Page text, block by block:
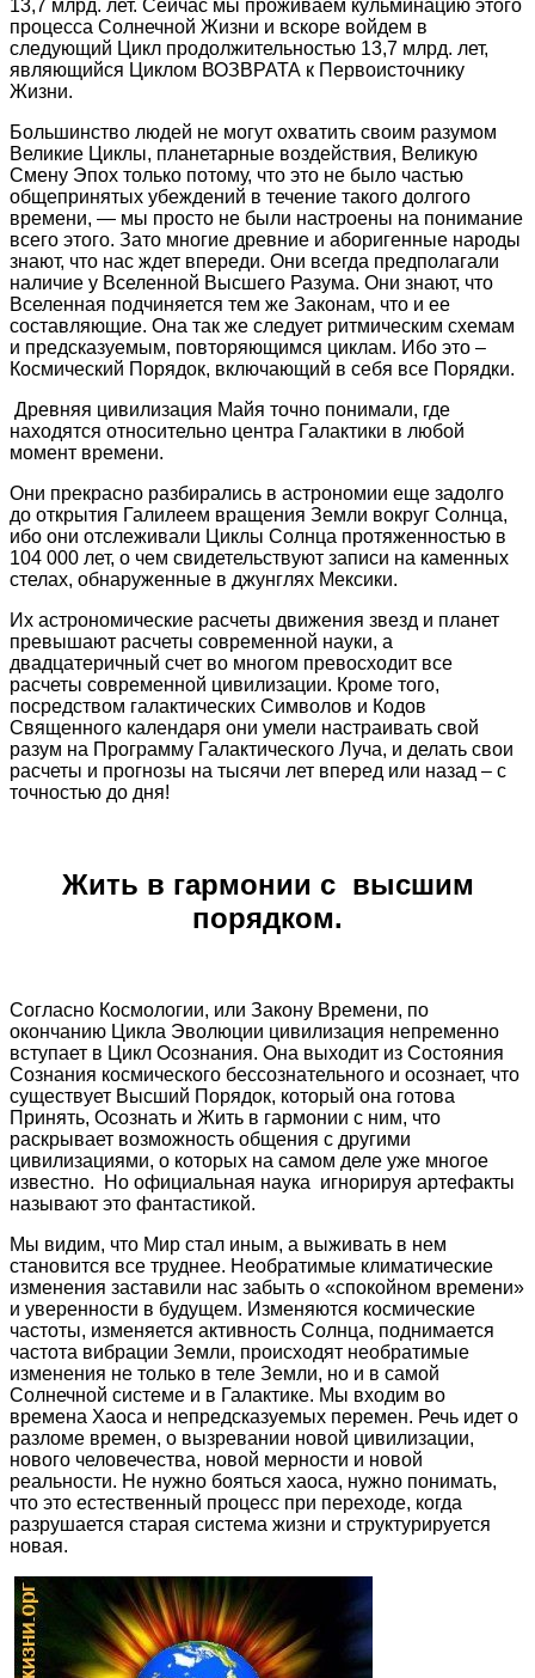
13,7 млрд. лет. Сейчас мы проживаем кульминацию этого
процесса Солнечной Жизни и вскоре войдем в
следующий Цикл продолжительностью 13,7 млрд. лет,
являющийся Циклом ВОЗВРАТА к Первоисточнику
Жизни.
Большинство людей не могут охватить своим разумом
Великие Циклы, планетарные воздействия, Великую
Смену Эпох только потому, что это не было частью
общепринятых убеждений в течение такого долгого
времени, — мы просто не были настроены на понимание
всего этого. Зато многие древние и аборигенные народы
знают, что нас ждет впереди. Они всегда предполагали
наличие у Вселенной Высшего Разума. Они знают, что
Вселенная подчиняется тем же Законам, что и ее
составляющие. Она так же следует ритмическим схемам
и предсказуемым, повторяющимся циклам. Ибо это –
Космический Порядок, включающий в себя все Порядки.
Древняя цивилизация Майя точно понимали, где
находятся относительно центра Галактики в любой
момент времени.
Они прекрасно разбирались в астрономии еще задолго
до открытия Галилеем вращения Земли вокруг Солнца,
ибо они отслеживали Циклы Солнца протяженностью в
104 000 лет, о чем свидетельствуют записи на каменных
стелах, обнаруженные в джунглях Мексики.
Их астрономические расчеты движения звезд и планет
превышают расчеты современной науки, а
двадцатеричный счет во многом превосходит все
расчеты современной цивилизации. Кроме того,
посредством галактических Символов и Кодов
Священного календаря они умели настраивать свой
разум на Программу Галактического Луча, и делать свои
расчеты и прогнозы на тысячи лет вперед или назад – с
точностью до дня!
Жить в гармонии с высшим
порядком.
Согласно Космологии, или Закону Времени, по
окончанию Цикла Эволюции цивилизация непременно
вступает в Цикл Осознания. Она выходит из Состояния
Сознания космического бессознательного и осознает, что
существует Высший Порядок, который она готова
Принять, Осознать и Жить в гармонии с ним, что
раскрывает возможность общения с другими
цивилизациями, о которых на самом деле уже многое
известно. Но официальная наука игнорируя артефакты
называют это фантастикой.
Мы видим, что Мир стал иным, а выживать в нем
становится все труднее. Необратимые климатические
изменения заставили нас забыть о «спокойном времени»
и уверенности в будущем. Изменяются космические
частоты, изменяется активность Солнца, поднимается
частота вибрации Земли, происходят необратимые
изменения не только в теле Земли, но и в самой
Солнечной системе и в Галактике. Мы входим во
времена Хаоса и непредсказуемых перемен. Речь идет о
разломе времен, о вызревании новой цивилизации,
нового человечества, новой мерности и новой
реальности. Не нужно бояться хаоса, нужно понимать,
что это естественный процесс при переходе, когда
разрушается старая система жизни и структурируется
новая.